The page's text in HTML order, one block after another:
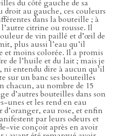
du côté gauche de sa
droit au gauche, ces couleurs
dans la bouteille ; à
citrine ou rousse. Il
de vin paillé et d’œil de
plus aussi l’eau qu’il
et moins colorée. Il a promis
de l’huile et du lait ; mais je
ni entendu dire à aucun qu’il
sur un banc ses bouteilles
chacun, au nombre de 15
d’autres bouteilles dans son
unes et les rend en eau
eau rose, et enfin
par leurs odeurs et
vie conçoit après en avoir